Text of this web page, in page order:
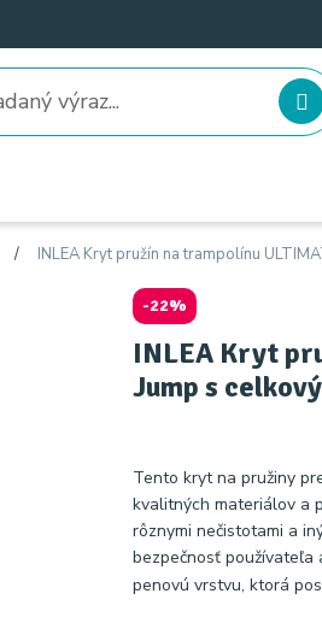
INLEA Kryt pružín na trampolínu
-22%
INLEA Kryt
Jump s
Tento kryt na pružiny
kvalitných materiálov a
rôznymi nečistotami a
bezpečnosť používateľa
penovú vrstvu, ktorá